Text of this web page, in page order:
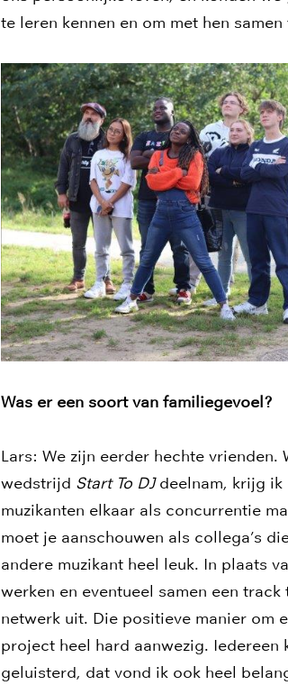
te leren kennen en om met hen samen
Was er een soort van familiegevoel?
Lars: We zijn eerder hechte
wedstrijd Start To DJ deelnam, krijg ik
muzikanten elkaar als concurrentie
moet je aanschouwen als collega’s
andere muzikant heel leuk. In plaats
werken en eventueel samen een
netwerk uit. Die positieve manier om
project heel hard aanwezig. Iedereen
geluisterd, dat vond ik ook heel